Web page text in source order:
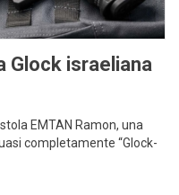
Glock israeliana
EMTAN Ramon, una
completamente “Glock-